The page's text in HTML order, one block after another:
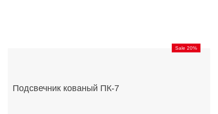
Sale 20%
Подсвечник кованый ПК-7